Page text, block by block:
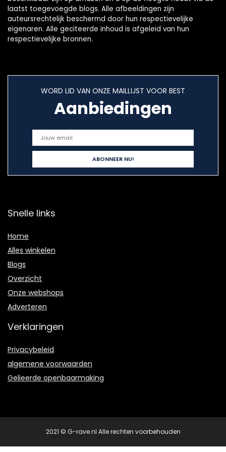
laatst toegevoegde blogs. Alle afbeeldingen zijn
auteursrechtelijk beschermd door hun respectievelijke
eigenaren. Alle geciteerde inhoud is afgeleid van hun
respectievelijke bronnen.
WORD LID VAN ONZE MAILLIJST VOOR BEST
Aanbiedingen
Snelle links
Home
Alles winkelen
Blogs
Overzicht
Onze webshops
Adverteren
Verklaringen
Privacybeleid
algemene voorwaarden
Gelieerde openbaarmaking
2021 © G-rave.nl Alle rechten voorbehouden